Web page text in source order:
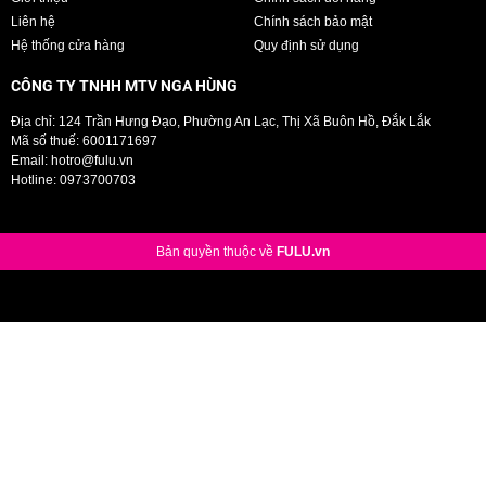
Liên hệ
Hệ thống cửa hàng
Chính sách bảo mật
Quy định sử dụng
CÔNG TY TNHH MTV NGA HÙNG
Địa chỉ: 124 Trần Hưng Đạo, Phường An Lạc, Thị Xã Buôn Hồ, Đắk Lắk
Mã số thuế: 6001171697
Email: hotro@fulu.vn
Hotline: 0973700703
Bản quyền thuộc về FULU.vn